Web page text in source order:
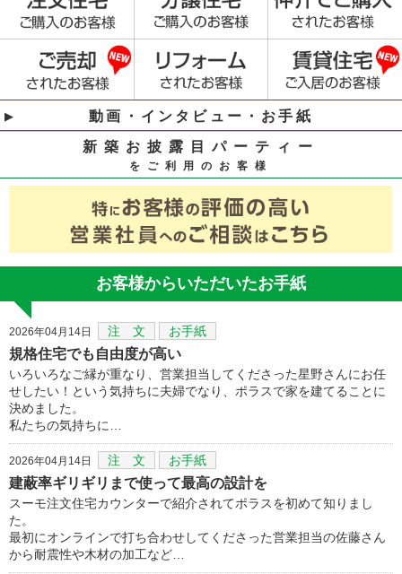
動画・インタビュー・お手紙
新築お披露目パーティー
をご利用のお客様
お客様からいただいたお手紙
2026年04月14日 注 文 お手紙
規格住宅でも自由度が高い
いろいろなご縁が重なり、営業担当してくださった星野さんにお任
せしたい！という気持ちに夫婦でなり、ポラスで家を建てることに
決めました。
私たちの気持ちに…
2026年04月14日 注 文 お手紙
建蔽率ギリギリまで使って最高の設計を
スーモ注文住宅カウンターで紹介されてポラスを初めて知りまし
た。
最初にオンラインで打ち合わせしてくださった営業担当の佐藤さん
から耐震性や木材の加工など…